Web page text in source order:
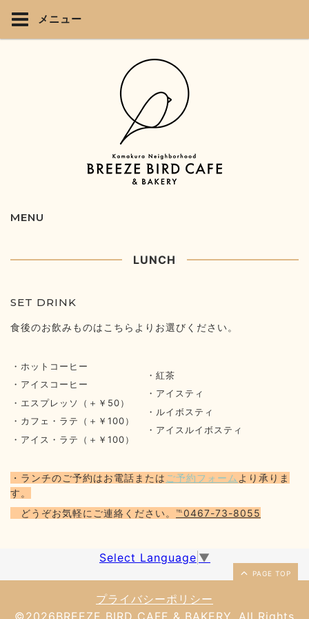
メニュー
MENU
LUNCH
SET DRINK
食後のお飲みものはこちらよりお選びください。
・ホットコーヒー
・アイスコーヒー
・エスプレッソ（＋￥50）
・カフェ・ラテ（＋￥100）
・アイス・ラテ（＋￥100）
・紅茶
・アイスティ
・ルイボスティ
・アイスルイボスティ
・ランチのご予約はお電話または ご予約フォーム より承りま
す。
どうぞお気軽にご連絡ください。 ℡0467-73-8055
Select Language ▼
PAGE TOP
プライバシーポリシー